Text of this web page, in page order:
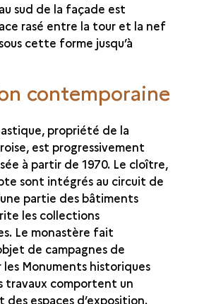
sud de la façade est
rasé entre la tour et la nef
cette forme jusqu’à
contemporaine
propriété de la
est progressivement
à partir de 1970. Le cloître,
sont intégrés au circuit de
partie des bâtiments
les collections
Le monastère fait
de campagnes de
Monuments historiques
travaux comportent un
des espaces d’exposition.